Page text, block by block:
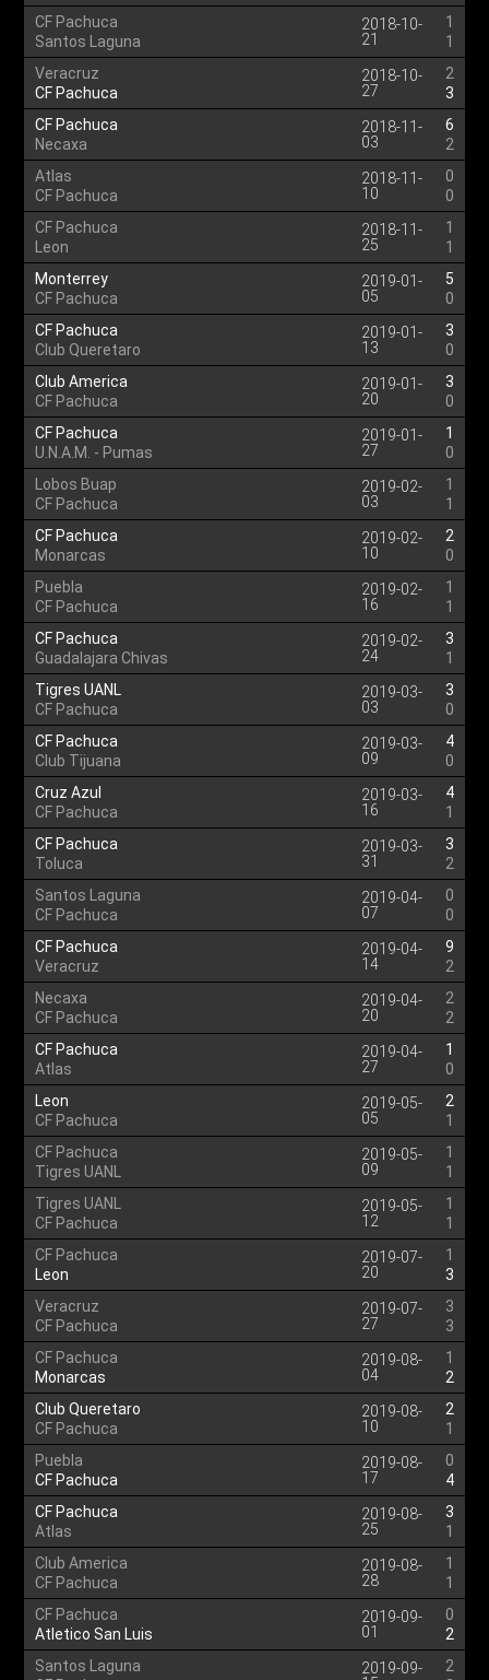
CF Pachuca
Santos Laguna
2018-10-
21
1
1
Veracruz
CF Pachuca
2018-10-
27
2
3
CF Pachuca
Necaxa
2018-11-
03
6
2
Atlas
CF Pachuca
2018-11-
10
0
0
CF Pachuca
Leon
2018-11-
25
1
1
Monterrey
CF Pachuca
2019-01-
05
5
0
CF Pachuca
Club Queretaro
2019-01-
13
3
0
Club America
CF Pachuca
2019-01-
20
3
0
CF Pachuca
U.N.A.M. - Pumas
2019-01-
27
1
0
Lobos Buap
CF Pachuca
2019-02-
03
1
1
CF Pachuca
Monarcas
2019-02-
10
2
0
Puebla
CF Pachuca
2019-02-
16
1
1
CF Pachuca
Guadalajara Chivas
2019-02-
24
3
1
Tigres UANL
CF Pachuca
2019-03-
03
3
0
CF Pachuca
Club Tijuana
2019-03-
09
4
0
Cruz Azul
CF Pachuca
2019-03-
16
4
1
CF Pachuca
Toluca
2019-03-
31
3
2
Santos Laguna
CF Pachuca
2019-04-
07
0
0
CF Pachuca
Veracruz
2019-04-
14
9
2
Necaxa
CF Pachuca
2019-04-
20
2
2
CF Pachuca
Atlas
2019-04-
27
1
0
Leon
CF Pachuca
2019-05-
05
2
1
CF Pachuca
Tigres UANL
2019-05-
09
1
1
Tigres UANL
CF Pachuca
2019-05-
12
1
1
CF Pachuca
Leon
2019-07-
20
1
3
Veracruz
CF Pachuca
2019-07-
27
3
3
CF Pachuca
Monarcas
2019-08-
04
1
2
Club Queretaro
CF Pachuca
2019-08-
10
2
1
Puebla
CF Pachuca
2019-08-
17
0
4
CF Pachuca
Atlas
2019-08-
25
3
1
Club America
CF Pachuca
2019-08-
28
1
1
CF Pachuca
Atletico San Luis
2019-09-
01
0
2
Santos Laguna
2019-09-
2